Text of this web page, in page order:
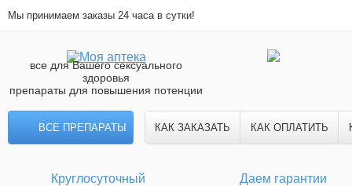
Мы принимаем заказы 24 часа в сутки!
все для Вашего сексуального
здоровья
препараты для повышения потенции
ВСЕ ПРЕПАРАТЫ КАК ЗАКАЗАТЬ КАК ОПЛАТИТЬ
Круглосуточный Даем гарантии